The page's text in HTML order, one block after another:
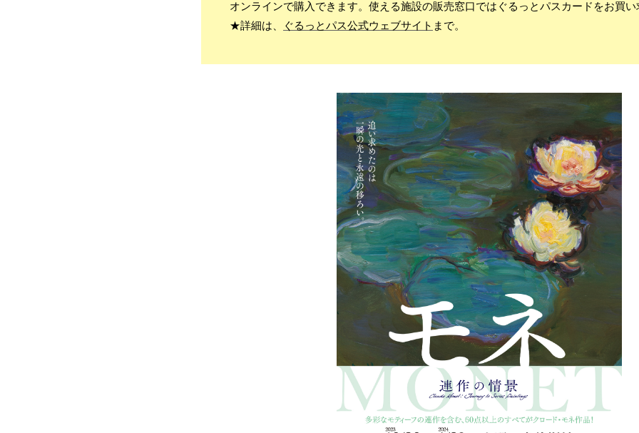
オンラインで購入できます。使える施設の販売窓口ではぐるっとパスカードをお買い
★詳細は、
ぐるっとパス公式ウェブサイト まで。